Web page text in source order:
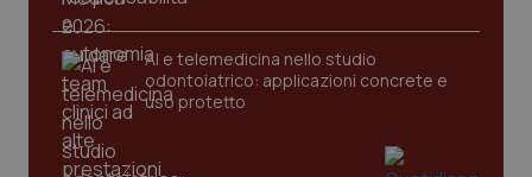
AI e telemedicina nello studio
odontoiatrico: applicazioni concrete e
uso protetto